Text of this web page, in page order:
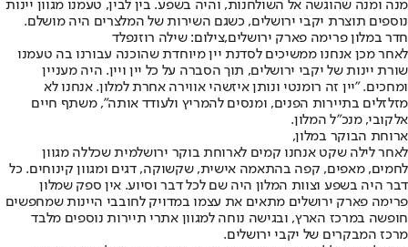
מנה ומנה שהוגשה אל השולחנות, והיה בשפע. בין לבין, טעמנו מגוון יינות
נוספים תוצרת יקבי ירושלים, כשגם השירות של המלצרים היה מושלם.
חדר במלון פרימה פארק ירושלים,צילום: שילה רוזנפלד
לאחר מכן אנחנו ממשיכים לסדנת יין מיוחדת שהוכנה עבורנו בה טעמנו
שורת יינות של יקבי ירושלים, תוך הסברה על כל יין ויין. היה מעניין
ומחכים. "יין זה רומנטי ונותן איזשהי אווירה אחרת למלון. אנחנו לא
מזלזלים בתיירות הפנים, ומנסים להמריץ ולעודד אותה", משתף חיים
אלקובי, מנכ"ל המלון.
ארוחת הבוקר במלון,
לאחר לילה שקט אנחנו קמים לארוחת בוקר ירושלמית שכללה מגוון
לחמים, מאפים, קפה בהתאמה אישית, שקשוקה, דגים ומגוון קינוחים. כל
דבר היה בשפע וצוות המלון היה שם לכל דבר וסיוע. אין ספק שמלון
פרימה פארק ירושלים מתאים את עצמו במדויק לחובבי היינות שמחפשים
חופשה במרכז הארץ, ובגישה נוחה למגוון אתרי תיירות נוספים מלבד
מרכז המבקרים של יקבי ירושלים.